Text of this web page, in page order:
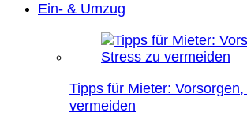
Ein- & Umzug
Tipps für Mieter:
vermeiden